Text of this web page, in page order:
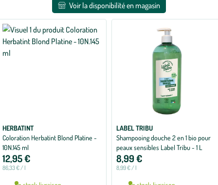
appliqués
Voir la disponibilité en magasin
HERBATINT
Coloration Herbatint Blond Platine -
10N.145 ml
12,95 €
86,33 € / l
LABEL TRIBU
Shampooing douche 2 en 1 bio pour
peaux sensibles Label Tribu - 1 L
8,99 €
8,99 € / l